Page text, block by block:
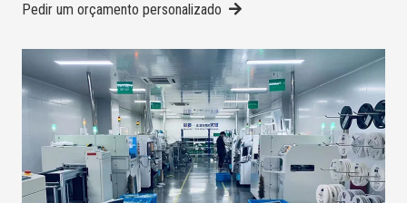
Pedir um orçamento personalizado